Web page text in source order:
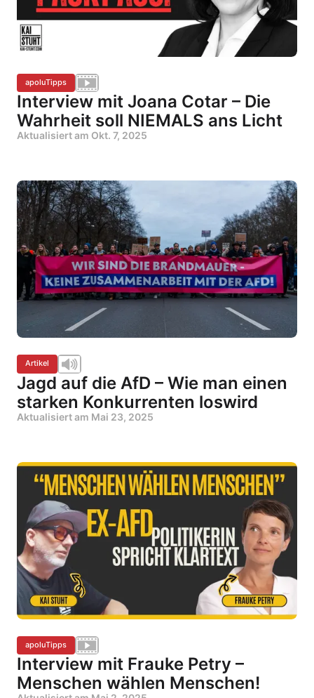
apoluTipps
Interview mit Joana Cotar – Die
Wahrheit soll NIEMALS ans Licht
Aktualisiert am Okt. 7, 2025
Artikel
Jagd auf die AfD – Wie man einen
starken Konkurrenten loswird
Aktualisiert am Mai 23, 2025
apoluTipps
Interview mit Frauke Petry –
Menschen wählen Menschen!